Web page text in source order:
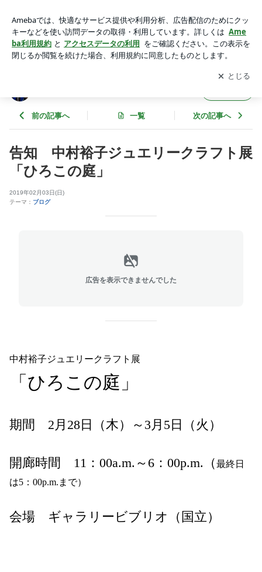
リービブリオ店番日記 ～蕃茄庵日録～
アプリをダウンロードして ブログの更新通知
を受け取りまし
ょう。
開く
前の記事へ 一覧 次の記事へ
告知 中村裕子ジュエリークラフト展
「ひろこの庭」
2019年02月03日(日)
テーマ： ブログ
広告を表示できませんでした
中村裕子ジュエリークラフト展
「ひろこの庭」
期間 2月 28日（木）～ 3月 5日（火）
開廊時間 11 ： 00a.m. ～ 6 ： 00p.m. （最終日
は5 ： 00p.m. まで）
会場 ギャラリービブリオ（国立）